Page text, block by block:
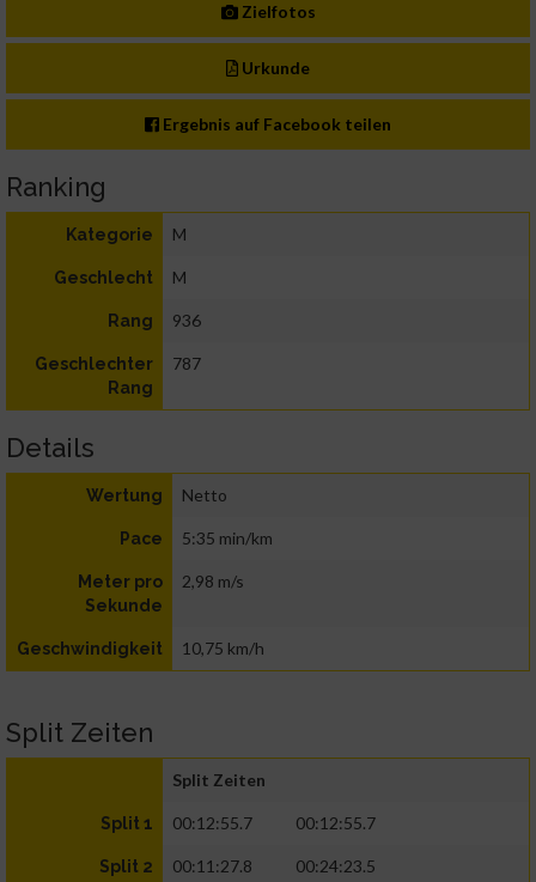
Zielfotos
Urkunde
Ergebnis auf Facebook teilen
Ranking
Kategorie M
Geschlecht M
Rang 936
Geschlechter
Rang
787
Details
Wertung Netto
Pace 5:35 min/km
Meter pro
Sekunde
2,98 m/s
Geschwindigkeit 10,75 km/h
Split Zeiten
Split Zeiten
Split 1 00:12:55.7 00:12:55.7
Split 2 00:11:27.8 00:24:23.5